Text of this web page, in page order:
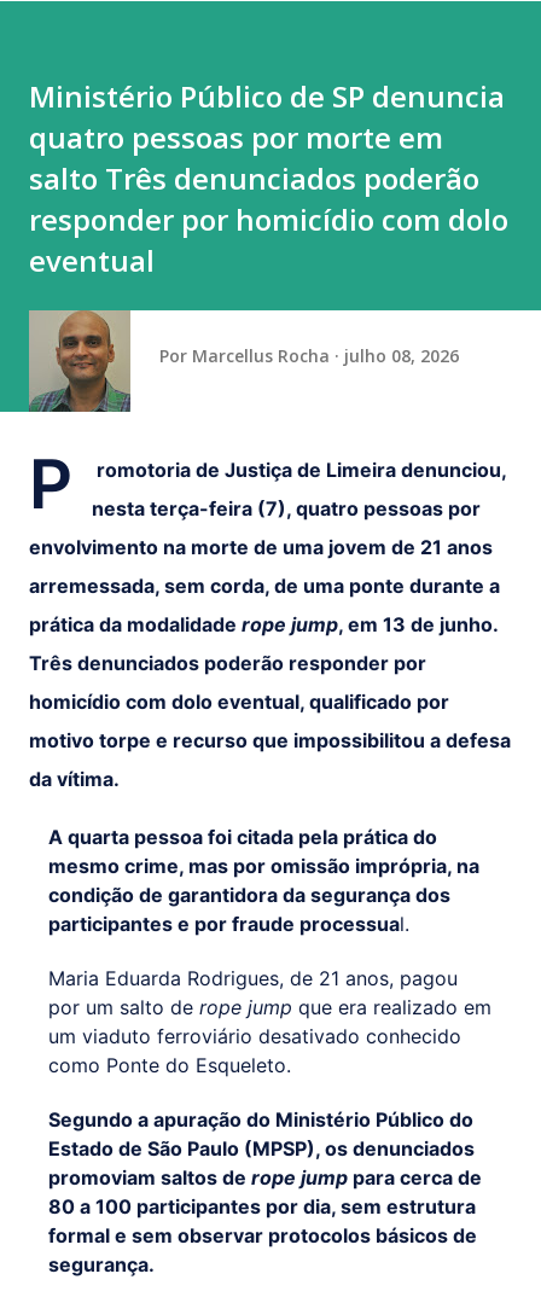
Futebol (CBF), na Barra da Tijuca, zona oeste do Rio de
Janeiro. Os jogos pelas quartas estão previstos para os
dias 26 de agosto e 3 de setembro. Maior vencedor da Copa
do Brasil, com seis conquistas, o Cruzeiro despachou a
Chapecoense no Mineirão. A Raposa ganhou por 2 a 0 e
chega às quartas de final da Copa do Brasil pela terceira
Ministério Público de SP denuncia
quatro pessoas por morte em
salto Três denunciados poderão
responder por homicídio com dolo
eventual
Por Marcellus Rocha julho 08, 2026
P
romotoria de Justiça de Limeira denunciou,
nesta terça-feira (7), quatro pessoas por
envolvimento na morte de uma jovem de 21 anos
arremessada, sem corda, de uma ponte durante a
prática da modalidade rope jump, em 13 de junho.
Três denunciados poderão responder por
homicídio com dolo eventual, qualificado por
motivo torpe e recurso que impossibilitou a defesa
da vítima.
A quarta pessoa foi citada pela prática do
mesmo crime, mas por omissão imprópria, na
condição de garantidora da segurança dos
participantes e por fraude processual.
Maria Eduarda Rodrigues, de 21 anos, pagou
por um salto de rope jump que era realizado em
um viaduto ferroviário desativado conhecido
como Ponte do Esqueleto.
Segundo a apuração do Ministério Público do
Estado de São Paulo (MPSP), os denunciados
promoviam saltos de rope jump para cerca de
80 a 100 participantes por dia, sem estrutura
formal e sem observar protocolos básicos de
segurança.